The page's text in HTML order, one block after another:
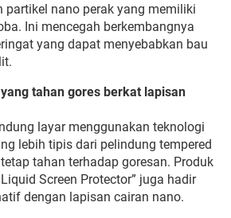
partikel nano perak yang memiliki
Ini mencegah berkembangnya
yang dapat menyebabkan bau
yang tahan gores berkat lapisan
layar menggunakan teknologi
lebih tipis dari pelindung tempered
tetap tahan terhadap goresan. Produk
Liquid Screen Protector” juga hadir
dengan lapisan cairan nano.